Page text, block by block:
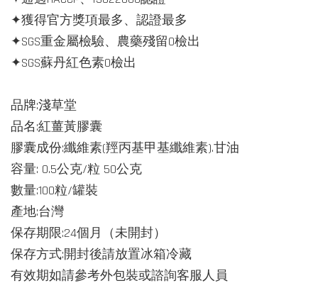
✦獲得官方獎項最多、認證最多
✦SGS重金屬檢驗、農藥殘留0檢出
✦SGS蘇丹紅色素0檢出
品牌:淺草堂
品名:紅薑黃膠囊
膠囊成份:纖維素(羥丙基甲基纖維素).甘油
容量: 0.5公克/粒 50公克
數量:100粒/罐裝
產地:台灣
保存期限:24個月（未開封）
保存方式:開封後請放置冰箱冷藏
有效期如請參考外包裝或諮詢客服人員